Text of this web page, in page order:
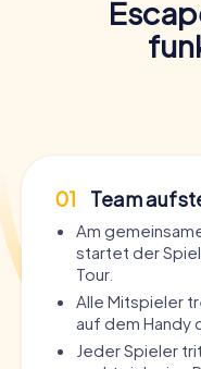
01 Team
Am
startet der
Tour.
Alle Mitspieler
auf dem Handy
Jeder Spieler